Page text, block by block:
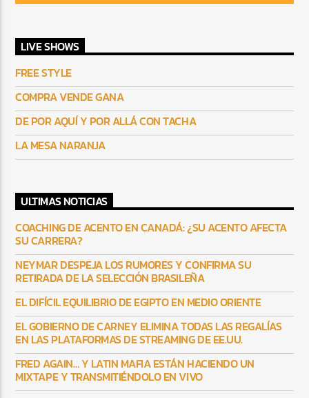
LIVE SHOWS
FREE STYLE
COMPRA VENDE GANA
DE POR AQUÍ Y POR ALLÁ CON TACHA
LA MESA NARANJA
ULTIMAS NOTICIAS
COACHING DE ACENTO EN CANADÁ: ¿SU ACENTO AFECTA
SU CARRERA?
NEYMAR DESPEJA LOS RUMORES Y CONFIRMA SU
RETIRADA DE LA SELECCIÓN BRASILEÑA
EL DIFÍCIL EQUILIBRIO DE EGIPTO EN MEDIO ORIENTE
EL GOBIERNO DE CARNEY ELIMINA TODAS LAS REGALÍAS
EN LAS PLATAFORMAS DE STREAMING DE EE.UU.
FRED AGAIN… Y LATIN MAFIA ESTÁN HACIENDO UN
MIXTAPE Y TRANSMITIÉNDOLO EN VIVO